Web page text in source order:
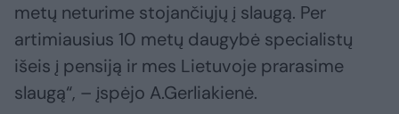
metų neturime stojančiųjų į slaugą. Per
artimiausius 10 metų daugybė specialistų
išeis į pensiją ir mes Lietuvoje prarasime
slaugą“, – įspėjo A.Gerliakienė.